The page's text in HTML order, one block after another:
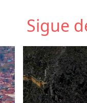
Sigue